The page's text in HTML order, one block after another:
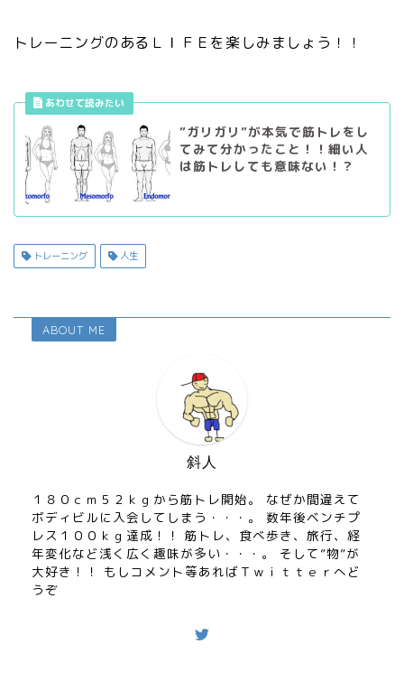
トレーニングのあるＬＩＦＥを楽しみましょう！！
”ガリガリ”が本気で筋トレをし
てみて分かったこと！！細い人
は筋トレしても意味ない！？
トレーニング 人生
ABOUT ME
斜人
１８０ｃｍ５２ｋｇから筋トレ開始。 なぜか間違えて
ボディビルに入会してしまう・・・。 数年後ベンチプ
レス１００ｋｇ達成！！ 筋トレ、食べ歩き、旅行、経
年変化など浅く広く趣味が多い・・・。 そして”物”が
大好き！！ もしコメント等あればＴｗｉｔｔｅｒへど
うぞ